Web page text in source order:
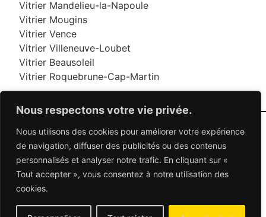
Nous respectons votre vie privée.
Nous utilisons des cookies pour améliorer votre expérience
de navigation, diffuser des publicités ou des contenus
personnalisés et analyser notre trafic. En cliquant sur «
Tout accepter », vous consentez à notre utilisation des
cookies.
Vitrier Mandelieu-la-Napoule
Vitrier Mougins
Vitrier Vence
Vitrier Villeneuve-Loubet
Vitrier Beausoleil
Vitrier Roquebrune-Cap-Martin
06 95 95 70 70
© 2026 Dépannage Vitrier - Tous droits réservés
Dépannage vitrerie en France : Des solutions
adaptées à vos besoins